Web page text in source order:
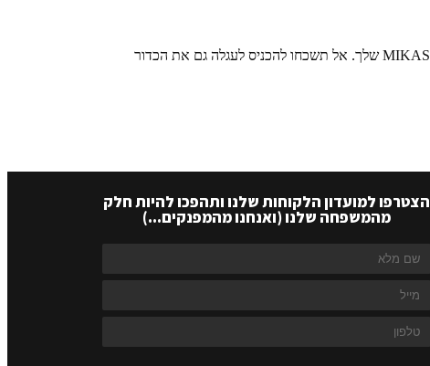
אל תשכחו להכניס לעגלה גם את הכדור
הצטרפו למועדון הלקוחות שלנו ותהפכו להיות חלק
מהמשפחה שלנו (ואנחנו מהמפנקים...)